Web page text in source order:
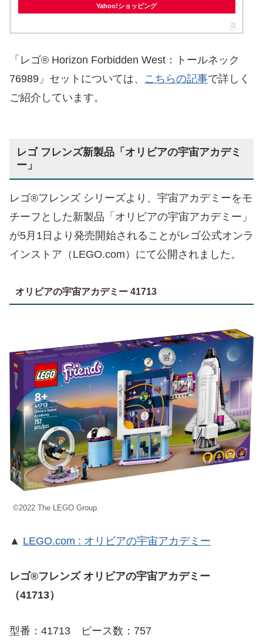
Yahoo!ショッピング
「レゴ® Horizon Forbidden West：トールネック
76989」セットについては、 こちらの記事で詳しく
ご紹介しています。
レゴ フレンズ新製品「オリビアの宇宙アカデミ
ー」
レゴ®フレンズ シリーズより、宇宙アカデミーをモ
チーフとした新製品「オリビアの宇宙アカデミー」
が5月1日より発売開始されることがレゴ公式オンラ
インストア（LEGO.com）にて公開されました。
オリビアの宇宙アカデミー 41713
©2022 The LEGO Group.
▲ LEGO.com : オリビアの宇宙アカデミー
レゴ®フレンズ オリビアの宇宙アカデミー
（41713）
型番：41713 ピース数：757